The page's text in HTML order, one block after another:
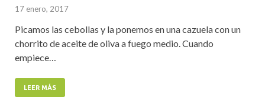
17 enero, 2017
Picamos las cebollas y la ponemos en una cazuela con un
chorrito de aceite de oliva a fuego medio. Cuando
empiece…
LEER MÁS